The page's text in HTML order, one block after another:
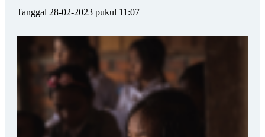
Tanggal 28-02-2023 pukul 11:07